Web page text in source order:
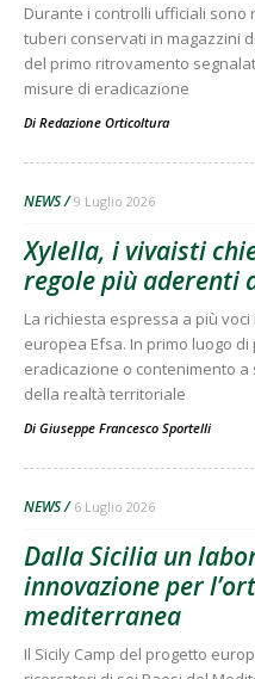
Durante i controlli ufficiali sono
tuberi conservati in magazzini
del primo ritrovamento
misure di eradicazione
Di Redazione Orticoltura
NEWS 9 Luglio 2026
Xylella, i vivaisti
regole più aderenti
La richiesta espressa a più
europea Efsa. In primo luogo
eradicazione o contenimento
della realtà territoriale
Di Giuseppe Francesco Sportelli
NEWS 6 Luglio 2026
Dalla Sicilia un
innovazione per
mediterranea
Il Sicily Camp del progetto